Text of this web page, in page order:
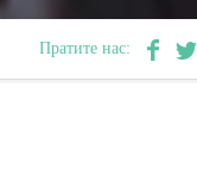
Пратите нас: